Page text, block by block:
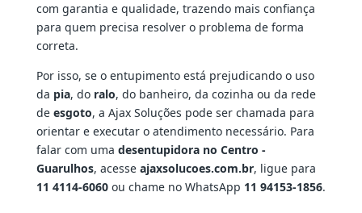
com garantia e qualidade, trazendo mais confiança
para quem precisa resolver o problema de forma
correta.
Por isso, se o entupimento está prejudicando o uso
da pia, do ralo, do banheiro, da cozinha ou da rede
de esgoto, a Ajax Soluções pode ser chamada para
orientar e executar o atendimento necessário. Para
falar com uma desentupidora no Centro -
Guarulhos, acesse ajaxsolucoes.com.br, ligue para
11 4114-6060ou chame no WhatsApp 11 94153-1856.